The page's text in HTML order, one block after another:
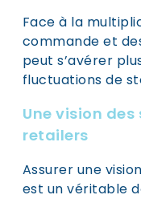
Face à la
commande et
peut s’avérer
fluctuations de
Une vision
retailers
Assurer une
est un véritable